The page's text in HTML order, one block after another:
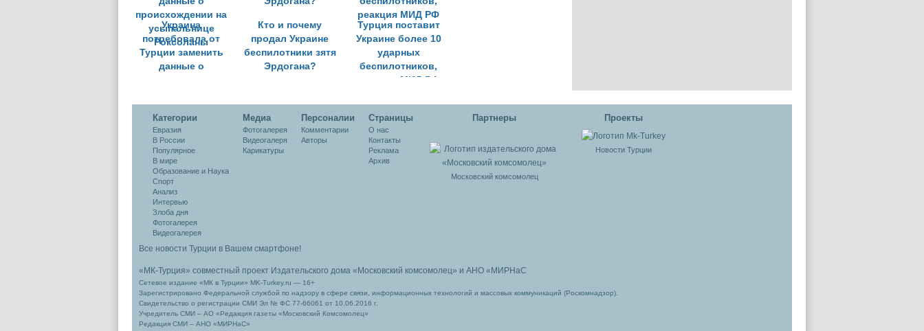
Украина
потребовала от
Турции заменить
данные о
Роксоланы
Кто и почему
продал Украине
беспилотники зятя
Эрдогана?
Турция поставит
Украине более 10
ударных
беспилотников,
реакция МИД РФ
Категории
Евразия
В России
Популярное
В мире
Образование и Наука
Спорт
Анализ
Интервью
Злоба дня
Фотогалерея
Видеогалерея
Медиа
Фотогалерея
Видеогалеря
Карикатуры
Персоналии
Комментарии
Авторы
Cтраницы
О нас
Контакты
Реклама
Архив
Партнеры
Московский комсомолец
Проекты
Новости Турции
Все новости Турции в Вашем смартфоне!
«МК-Турция» совместный проект Издательского дома «Московский комсомолец» и АНО «МИРНаС
Сетевое издание «МК в Турции» MK-Turkey.ru — 16+
Зарегистрировано Федеральной службой по надзору в сфере связи, информационных технологий и массовых коммуникаций (Роскомнадзор).
Свидетельство о регистрации СМИ Эл № ФС 77-66061 от 10.06.2016 г.
Учредитель СМИ – АО «Редакция газеты «Московский Комсомолец»
Редакция СМИ – АНО «МИРНаС»